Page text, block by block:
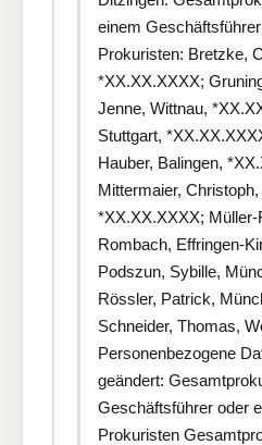
einem
Prokuristen: Bretzke,
*XX.XX.XXXX;
Jenne, Wittnau,
Stuttgart,
Hauber, Balingen,
Mittermaier,
*XX.XX.XXXX;
Rombach, Effringen-
Podszun, Sybille,
Rössler, Patrick,
Schneider, Thomas,
Personenbezogene
geändert:
Geschäftsführer oder
Prokuristen